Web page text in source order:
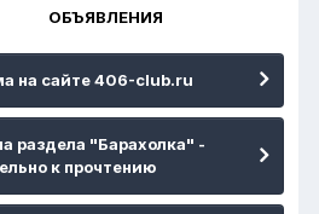
ОБЪЯВЛЕНИЯ
на сайте 406-club.ru
раздела "Барахолка" -
к прочтению